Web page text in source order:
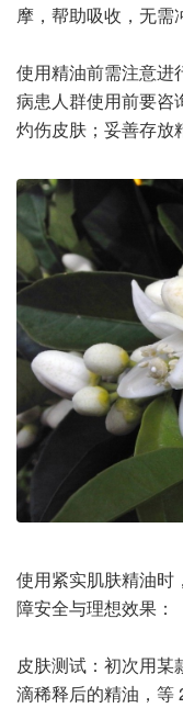
摩，帮助吸收，无需
使用精油前需注意进
病患人群使用前要咨
灼伤皮肤；妥善存放
使用紧实肌肤精油时
障安全与理想效果：
皮肤测试：初次用某
滴稀释后的精油，等